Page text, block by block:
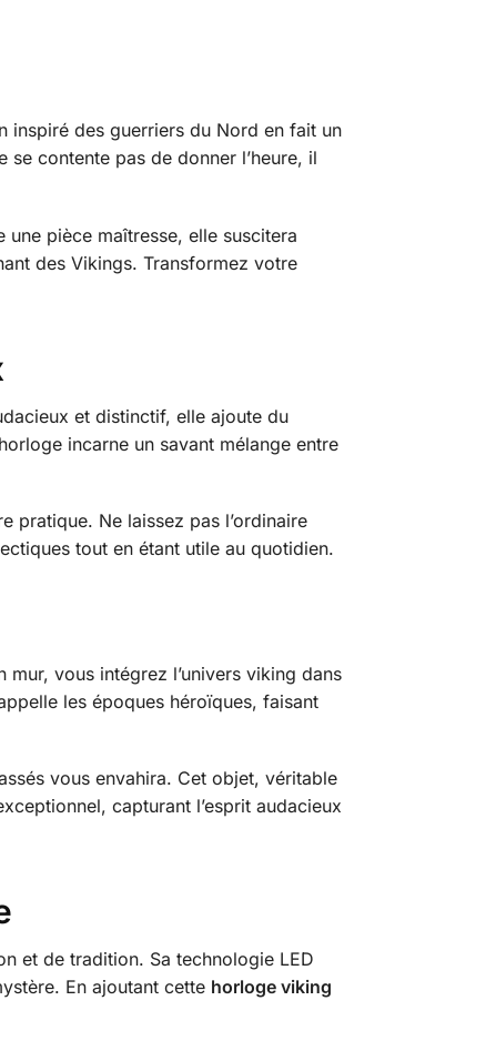
inspiré des guerriers du Nord en fait un
contente pas de donner l’heure, il
une pièce maîtresse, elle suscitera
des Vikings. Transformez votre
et distinctif, elle ajoute du
incarne un savant mélange entre
pratique. Ne laissez pas l’ordinaire
tout en étant utile au quotidien.
vous intégrez l’univers viking dans
les époques héroïques, faisant
vous envahira. Cet objet, véritable
capturant l’esprit audacieux
et de tradition. Sa technologie LED
En ajoutant cette horloge viking